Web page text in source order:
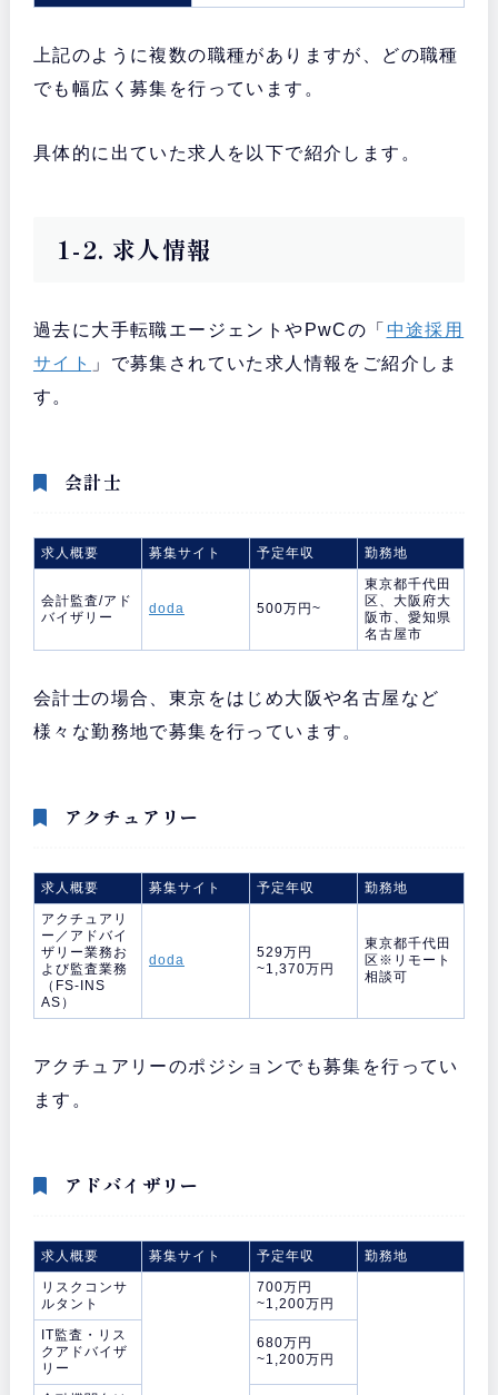
上記のように複数の職種がありますが、どの職種
でも幅広く募集を行っています。
具体的に出ていた求人を以下で紹介します。
1-2. 求人情報
過去に大手転職エージェントやPwCの「 中途採用
サイト 」で募集されていた求人情報をご紹介しま
す。
会計士
求人概要 募集サイト 予定年収 勤務地
会計監査/アド
バイザリー
doda 500万円~
東京都千代田
区、大阪府大
阪市、愛知県
名古屋市
会計士の場合、東京をはじめ大阪や名古屋など
様々な勤務地で募集を行っています。
アクチュアリー
求人概要 募集サイト 予定年収
勤務地
アクチュアリ
ー／アドバイ
ザリー業務お
よび監査業務
（FS-INS
AS）
doda
529万円
~1,370万円
東京都千代田
区※リモート
相談可
アクチュアリーのポジションでも募集を行ってい
ます。
アドバイザリー
求人概要 募集サイト 予定年収
勤務地
リスクコンサ
ルタント
700万円
~1,200万円
IT監査・リス
クアドバイザ
リー
680万円
~1,200万円